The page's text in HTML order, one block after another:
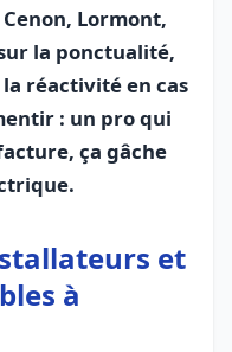
Lormont,
la ponctualité,
réactivité en cas
: un pro qui
ça gâche
et
à